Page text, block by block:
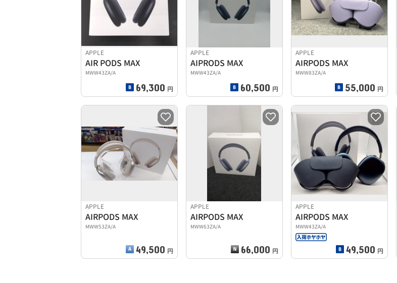
APPLE
AIR PODS MAX
MWW43ZA/A
69,300 円
APPLE
AIPRODS MAX
MWW43ZA/A
60,500 円
APPLE
AIRPODS MAX
MWW83ZA/A
55,000 円
APPLE
AIRPODS MAX
MWW53ZA/A
49,500 円
APPLE
AIRPODS MAX
MWW63ZA/A
66,000 円
APPLE
AIRPODS MAX
MWW43ZA/A
49,500 円